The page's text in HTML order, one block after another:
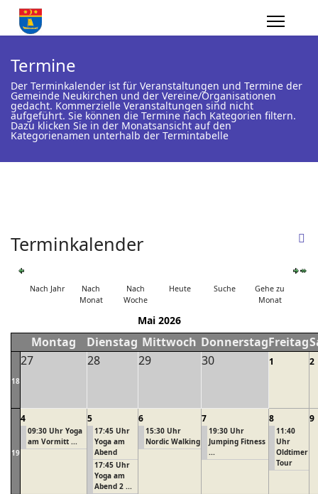
Termine
Der Terminkalender ist für Veranstaltungen und Termine der
Gemeinde Neukirchen und der Vereine/Organisationen
gedacht. Kommerzielle Veranstaltungen sind nicht
aufgeführt. Sie können die Termine nach Kategorien filtern.
Dazu klicken Sie in der Monatsansicht auf den
Kategorienamen unterhalb der Termintabelle
Terminkalender
Nach Jahr
Nach
Monat
Nach
Woche
Heute Suche
Gehe zu
Monat
Mai 2026
Montag Dienstag Mittwoch DonnerstagFreitag
18
27 28 29 30 1 2
19
4
09:30 Uhr Yoga
am Vormitt ...
5
17:45 Uhr
Yoga am
Abend
17:45 Uhr
Yoga am
Abend 2 ...
6
15:30 Uhr
Nordic Walking
7
19:30 Uhr
Jumping Fitness
...
8
11:40
Uhr
Oldtimer
Tour
9